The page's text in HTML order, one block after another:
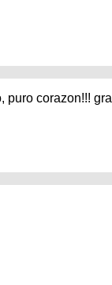
puro corazon!!!